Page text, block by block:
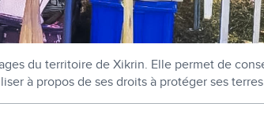
du territoire de Xikrin. Elle permet de
à propos de ses droits à protéger ses